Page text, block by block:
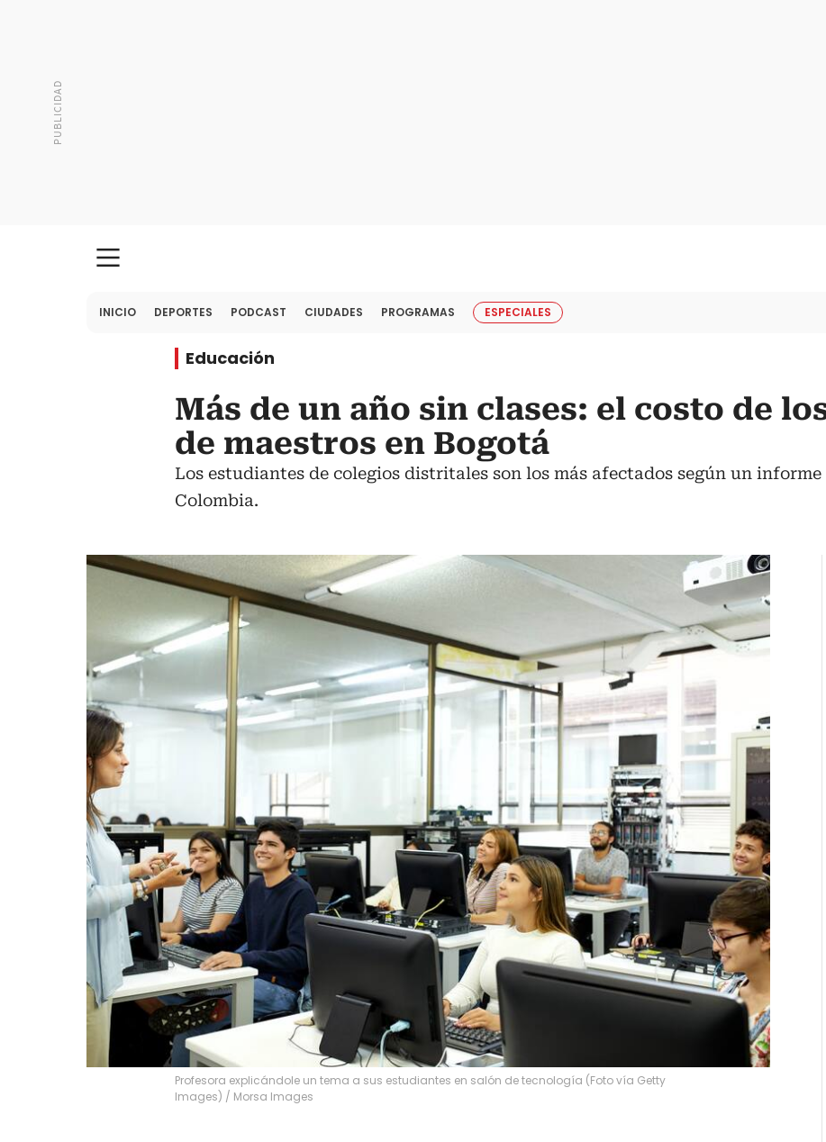
INICIO DEPORTES PODCAST CIUDADES PROGRAMAS ESPECIALES
Educación
Más de un año sin clases: el costo de
de maestros en Bogotá
Los estudiantes de colegios distritales son los más afectados según un
Colombia.
Profesora explicándole un tema a sus estudiantes en salón de tecnología (Foto vía Getty
Images) / Morsa Images